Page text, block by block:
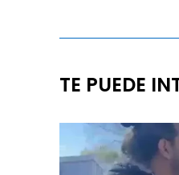
TE PUEDE